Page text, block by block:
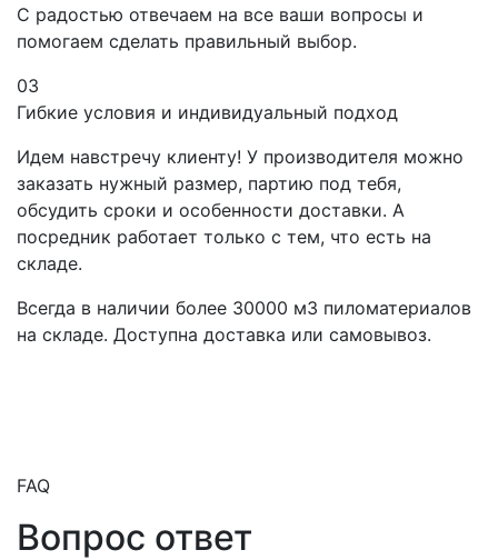
С радостью отвечаем на все ваши вопросы и
помогаем сделать правильный выбор.
03
Гибкие условия и индивидуальный подход
Идем навстречу клиенту! У производителя можно
заказать нужный размер, партию под тебя,
обсудить сроки и особенности доставки. А
посредник работает только с тем, что есть на
складе.
Всегда в наличии более 30000 м3 пиломатериалов
на складе. Доступна доставка или самовывоз.
FAQ
Вопрос ответ